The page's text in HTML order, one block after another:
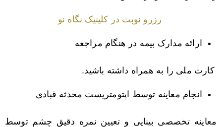
رزرو نوبت در کلینیک نگاه نو
ارائه مدارک بیمه در هنگام مراجعه
کارت ملی را به همراه داشته باشید.
انجام معاینه توسط اپتومتریست محدثه قبادی
معاینه تخصصی بینایی و تعیین نمره دقیق چشم توسط